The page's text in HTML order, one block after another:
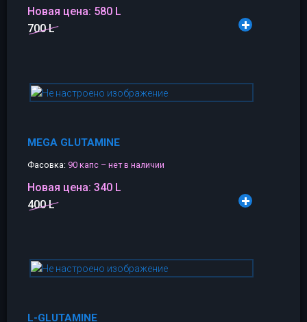
Новая цена: 580 L
700 L
MEGA GLUTAMINE
Фасовка: 90 капс – нет в наличии
Новая цена: 340 L
400 L
L-GLUTAMINE